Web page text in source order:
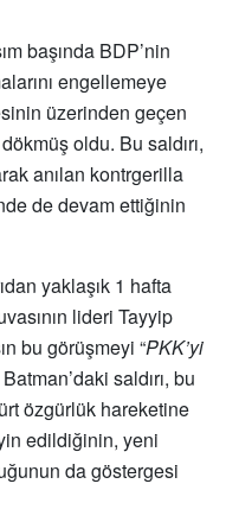
başında BDP’nin
engellemeye
üzerinden geçen
ökmüş oldu. Bu saldırı,
anılan kontrgerilla
de devam ettiğinin
yaklaşık 1 hafta
lideri Tayyip
bu görüşmeyi “PKK’yi
Batman’daki saldırı, bu
özgürlük hareketine
edildiğinin, yeni
da göstergesi